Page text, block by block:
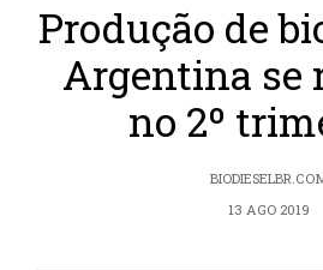
Produção de
Argentina se
no 2º
13 AGO 2019